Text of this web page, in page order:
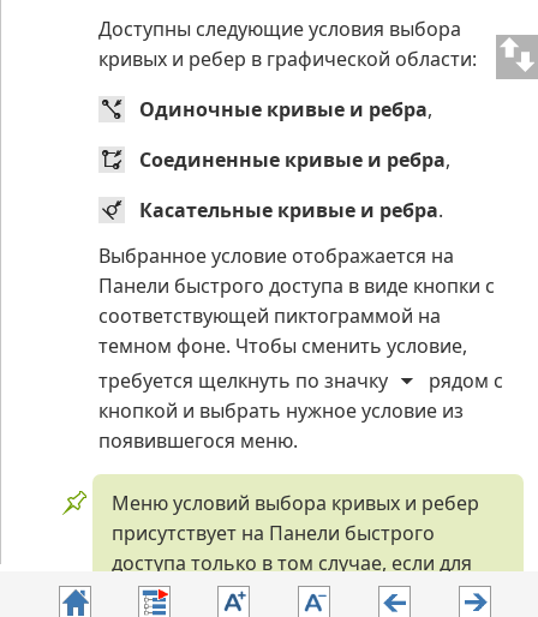
Доступны следующие условия выбора
кривых и ребер в графической области:
Одиночные кривые и ребра,
Соединенные кривые и ребра,
Касательные кривые и ребра.
Выбранное условие отображается на
Панели быстрого доступа в виде кнопки с
соответствующей пиктограммой на
темном фоне. Чтобы сменить условие,
требуется щелкнуть по значку
рядом с
кнопкой и выбрать нужное условие из
появившегося меню.
Меню условий выбора кривых и ребер
присутствует на Панели быстрого
доступа только в том случае, если для
задаваемого опорного объекта доступен